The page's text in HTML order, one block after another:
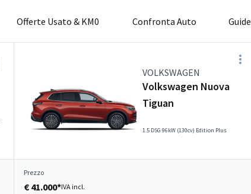
Offerte Usato & KM0 Confronta Auto Guide
VOLKSWAGEN
Volkswagen Nuova
Tiguan
1.5 DSG 96kW (130cv) Edition Plus
Prezzo
€ 41.000*IVA incl.